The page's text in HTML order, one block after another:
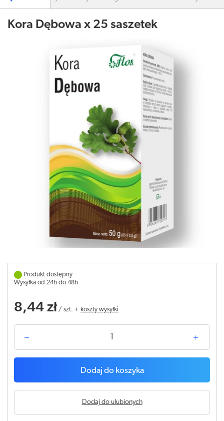
Kora Dębowa x 25 saszetek
Produkt dostępny
Wysyłka od 24h do 48h
8,44 zł / szt. + koszty wysyłki
Dodaj do koszyka
Dodaj do ulubionych